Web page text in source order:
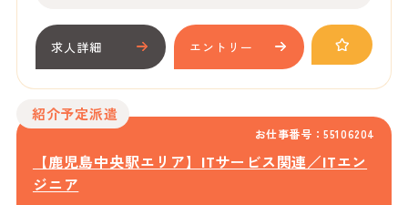
求人詳細 エントリー
お仕事番号：55106204
紹介予定派遣
【鹿児島中央駅エリア】ITサービス関連／ITエン
ジニア